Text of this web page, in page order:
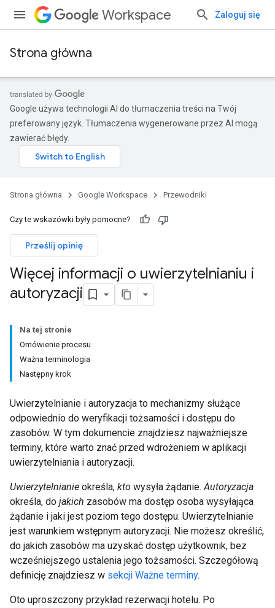
Workspace Zaloguj się
Strona główna
Google używa technologii AI do tłumaczenia treści na Twój
preferowany język. Tłumaczenia wygenerowane przez AI mogą
zawierać błędy.
Strona główna Google Workspace Przewodniki
Czy te wskazówki były pomocne?
Prześlij opinię
Więcej informacji o uwierzytelnianiu i
autoryzacji
Na tej stronie
Omówienie procesu
Ważna terminologia
Następny krok
Uwierzytelnianie i autoryzacja to mechanizmy służące
odpowiednio do weryfikacji tożsamości i dostępu do
zasobów. W tym dokumencie znajdziesz najważniejsze
terminy, które warto znać przed wdrożeniem w aplikacji
uwierzytelniania i autoryzacji.
Uwierzytelnianie określa, kto wysyła żądanie.Autoryzacja
określa, do jakich zasobów ma dostęp osoba wysyłająca
żądanie i jaki jest poziom tego dostępu. Uwierzytelnianie
jest warunkiem wstępnym autoryzacji. Nie możesz określić,
do jakich zasobów ma uzyskać dostęp użytkownik, bez
wcześniejszego ustalenia jego tożsamości. Szczegółową
definicję znajdziesz w sekcji Ważne terminy.
Oto uproszczony przykład rezerwacji hotelu. Po